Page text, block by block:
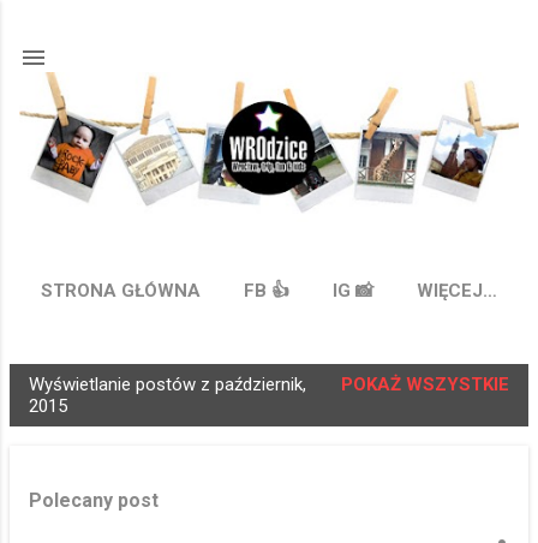
STRONA GŁÓWNA FB 👍 IG 📸 WIĘCEJ…
o
Wyświetlanie postów z październik,
2015
POKAŻ WSZYSTKIE
Polecany post